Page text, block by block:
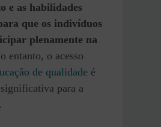
e as habilidades
que os indivíduos
plenamente na
entanto, o acesso
de qualidade é
para a
.